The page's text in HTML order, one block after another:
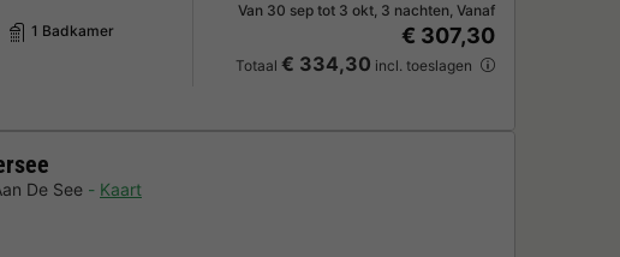
1 Badkamer
Van 30 sep tot 3 okt, 3 nachten, Vanaf
€ 307,30
Totaal € 334,30 incl. toeslagen
De See Kaart